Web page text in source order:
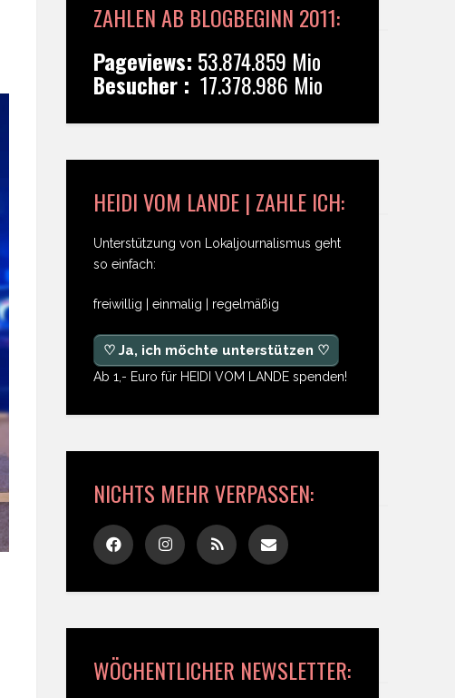
ZAHLEN AB BLOGBEGINN 2011:
Pageviews: 53.874.859 Mio
Besucher : 17.378.986 Mio
HEIDI VOM LANDE | ZAHLE ICH:
Unterstützung von Lokaljournalismus geht
so einfach:
freiwillig | einmalig | regelmäßig
♡ Ja, ich möchte unterstützen ♡
Ab 1,- Euro für HEIDI VOM LANDE spenden!
NICHTS MEHR VERPASSEN:
WÖCHENTLICHER NEWSLETTER: